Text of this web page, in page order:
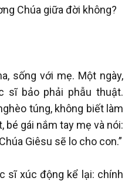
Chúa giữa đời không?
sống với mẹ. Một ngày,
sĩ bảo phải phẫu thuật.
túng, không biết làm
bé gái nắm tay mẹ và nói:
Giêsu sẽ lo cho con.”
sĩ xúc động kể lại: chính